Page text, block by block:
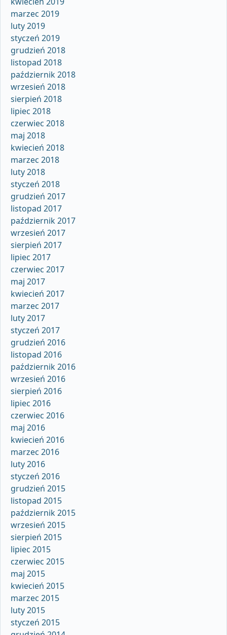
marzec 2019
luty 2019
styczeń 2019
grudzień 2018
listopad 2018
październik 2018
wrzesień 2018
sierpień 2018
lipiec 2018
czerwiec 2018
maj 2018
kwiecień 2018
marzec 2018
luty 2018
styczeń 2018
grudzień 2017
listopad 2017
październik 2017
wrzesień 2017
sierpień 2017
lipiec 2017
czerwiec 2017
maj 2017
kwiecień 2017
marzec 2017
luty 2017
styczeń 2017
grudzień 2016
listopad 2016
październik 2016
wrzesień 2016
sierpień 2016
lipiec 2016
czerwiec 2016
maj 2016
kwiecień 2016
marzec 2016
luty 2016
styczeń 2016
grudzień 2015
listopad 2015
październik 2015
wrzesień 2015
sierpień 2015
lipiec 2015
czerwiec 2015
maj 2015
kwiecień 2015
marzec 2015
luty 2015
styczeń 2015